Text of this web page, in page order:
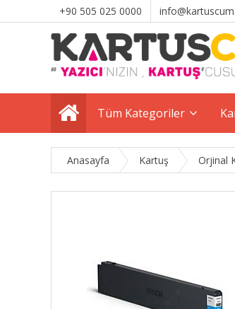
+90 505 025 0000
Tüm Kategoriler
Anasayfa Kartuş Orjinal